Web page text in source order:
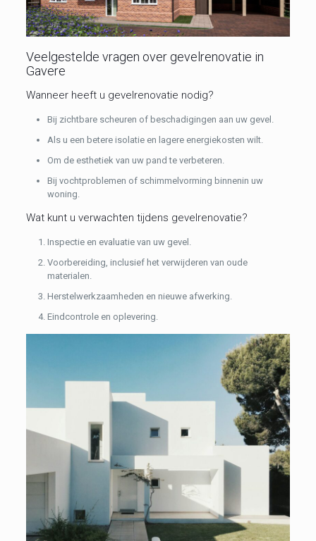
Veelgestelde vragen over gevelrenovatie in
Gavere
Wanneer heeft u gevelrenovatie nodig?
Bij zichtbare scheuren of beschadigingen aan uw gevel.
Als u een betere isolatie en lagere energiekosten wilt.
Om de esthetiek van uw pand te verbeteren.
Bij vochtproblemen of schimmelvorming binnenin uw
woning.
Wat kunt u verwachten tijdens gevelrenovatie?
Inspectie en evaluatie van uw gevel.
Voorbereiding, inclusief het verwijderen van oude
materialen.
Herstelwerkzaamheden en nieuwe afwerking.
Eindcontrole en oplevering.